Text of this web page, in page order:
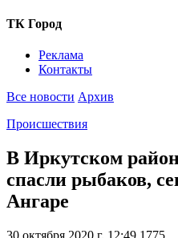
ТК Город
Реклама
Контакты
Все новости Архив
Происшествия
В Иркутском
спасли рыбаков,
Ангаре